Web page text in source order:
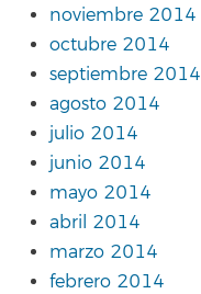
noviembre 2014
octubre 2014
septiembre 2014
agosto 2014
julio 2014
junio 2014
mayo 2014
abril 2014
marzo 2014
febrero 2014